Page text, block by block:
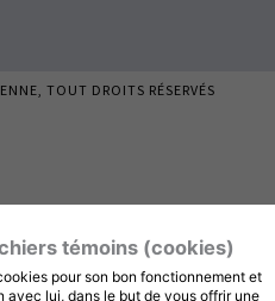
, TOUT DROITS RÉSERVÉS
témoins (cookies)
pour son bon fonctionnement et
avec lui, dans le but de vous offrir une